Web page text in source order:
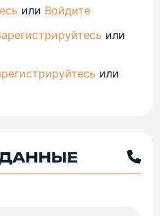
или Войдите
или
или
ДАННЫЕ